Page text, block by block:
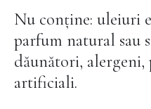
Nu conține: uleiuri
parfum natural sau
dăunători, alergeni,
artificiali.